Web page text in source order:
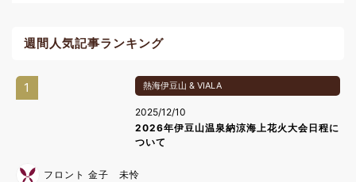
週間人気記事ランキング
1 熱海伊豆山 & VIALA
2025/12/10
2026年伊豆山温泉納涼海上花火大会日程に
ついて
フロント 金子 未怜